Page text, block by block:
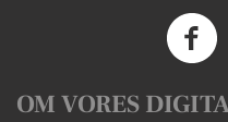
OM VORES